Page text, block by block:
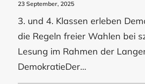
23 September, 2025
3. und 4. Klassen erleben
die Regeln freier Wahlen bei
Lesung im Rahmen der
DemokratieDer…